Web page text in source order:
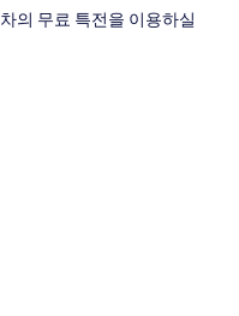
의 무료 특전을 이용하실